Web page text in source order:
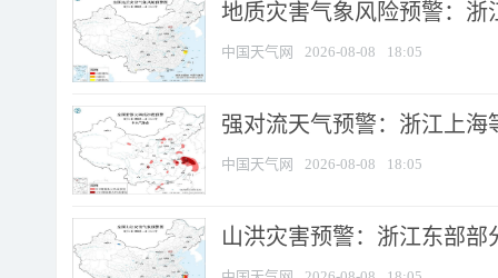
地质灾害气象风险预警：
中国天气网 2026-08-08 18:05
强对流天气预警：浙江上海
中国天气网 2026-08-08 18:05
山洪灾害预警：浙江东部